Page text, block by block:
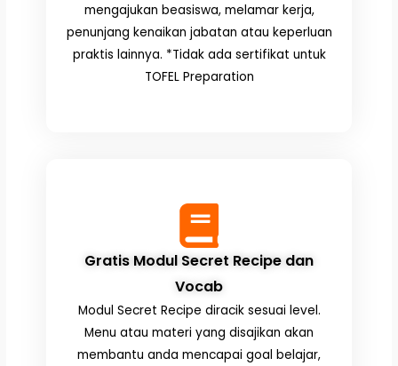
mengajukan beasiswa, melamar kerja,
penunjang kenaikan jabatan atau keperluan
praktis lainnya. *Tidak ada sertifikat untuk
TOFEL Preparation
Gratis Modul Secret Recipe dan
Vocab
Modul Secret Recipe diracik sesuai level.
Menu atau materi yang disajikan akan
membantu anda mencapai goal belajar,